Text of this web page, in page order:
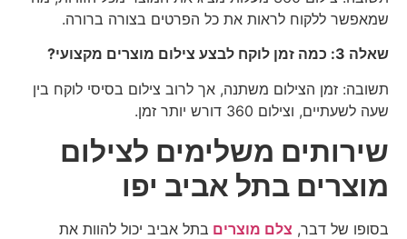
שמאפשר ללקוח לראות את כל הפרטים בצורה ברורה.
שאלה 3: כמה זמן לוקח לבצע צילום מוצרים מקצועי?
תשובה: זמן הצילום משתנה, אך לרוב צילום בסיסי לוקח בין
שעה לשעתיים, וצילום 360 דורש יותר זמן.
שירותים משלימים לצילום
מוצרים בתל אביב יפו
בסופו של דבר, צלם מוצרים בתל אביב יכול להוות את